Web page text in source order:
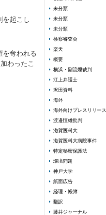
を起こし
を奪われる
わったこ
未分類
未分類
未分類
検察審査会
楽天
概要
横浜・副流煙裁判
江上弁護士
沢田資料
海外
海外向けプレスリリース
渡邉恒雄批判
滋賀医科大
滋賀医科大病院事件
特定秘密保護法
環境問題
神戸大学
紙面広告
経理・帳簿
翻訳
藤井ジャーナル